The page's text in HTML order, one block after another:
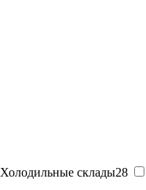
Холодильные склады28